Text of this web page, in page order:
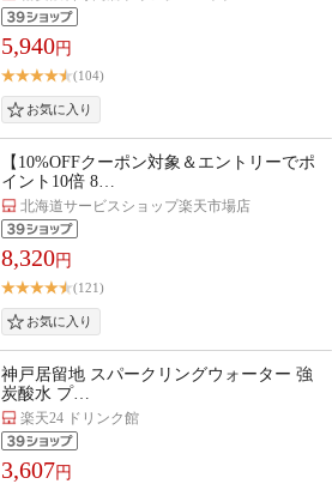
5,940円
(104)
【10%OFFクーポン対象＆エントリーでポ
イント10倍 8…
北海道サービスショップ楽天市場店
8,320円
(121)
神戸居留地 スパークリングウォーター 強
炭酸水 プ…
楽天24 ドリンク館
3,607円